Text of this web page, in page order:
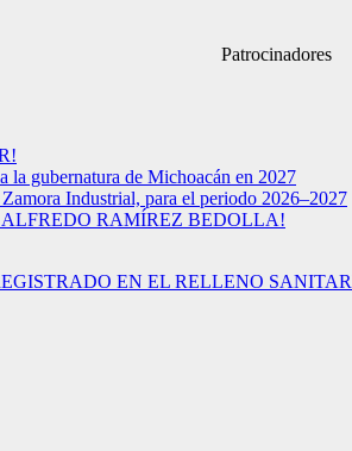
Patrocinadores
la gubernatura de Michoacán en 2027
Industrial, para el periodo 2026–2027
RAMÍREZ BEDOLLA!
EN EL RELLENO